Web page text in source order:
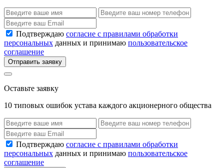
Подтверждаю согласие с правилами обработки
персональных данных и принимаю пользовательское
соглашение
Отправить заявку
Оставьте заявку
10 типовых ошибок устава каждого акционерного общества
Подтверждаю согласие с правилами обработки
персональных данных и принимаю пользовательское
соглашение